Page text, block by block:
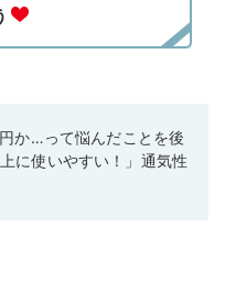
か…って悩んだことを後
に使いやすい！」通気性